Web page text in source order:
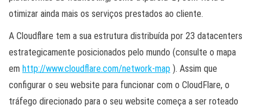
otimizar ainda mais os serviços prestados ao cliente.
A Cloudflare tem a sua estrutura distribuída por 23 datacenters
estrategicamente posicionados pelo mundo (consulte o mapa
em http://www.cloudflare.com/network-map ). Assim que
configurar o seu website para funcionar com o CloudFlare, o
tráfego direcionado para o seu website começa a ser roteado